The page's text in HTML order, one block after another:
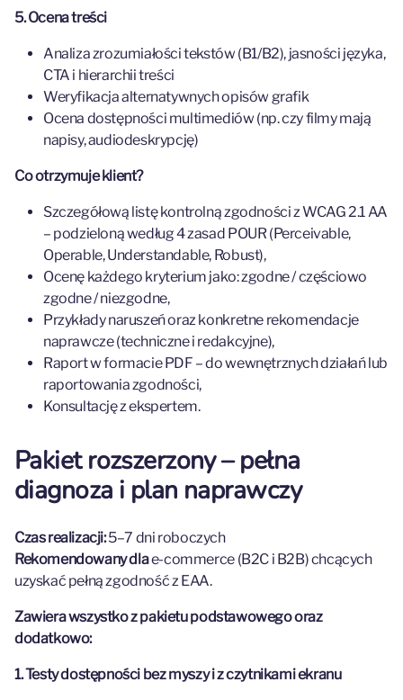
5. Ocena treści
Analiza zrozumiałości tekstów (B1/B2), jasności języka,
CTA i hierarchii treści
Weryfikacja alternatywnych opisów grafik
Ocena dostępności multimediów (np. czy filmy mają
napisy, audiodeskrypcję)
Co otrzymuje klient?
Szczegółową listę kontrolną zgodności z WCAG 2.1 AA
– podzieloną według 4 zasad POUR (Perceivable,
Operable, Understandable, Robust),
Ocenę każdego kryterium jako: zgodne / częściowo
zgodne / niezgodne,
Przykłady naruszeń oraz konkretne rekomendacje
naprawcze (techniczne i redakcyjne),
Raport w formacie PDF – do wewnętrznych działań lub
raportowania zgodności,
Konsultację z ekspertem.
Pakiet rozszerzony – pełna
diagnoza i plan naprawczy
Czas realizacji:5–7 dni roboczych
Rekomendowany dlae-commerce (B2C i B2B) chcących
uzyskać pełną zgodność z EAA.
Zawiera wszystko z pakietu podstawowego oraz
dodatkowo:
1. Testy dostępności bez myszy i z czytnikami ekranu